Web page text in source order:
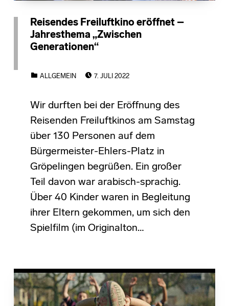
Reisendes Freiluftkino eröffnet –
Jahresthema „Zwischen
Generationen“
ALLGEMEIN
7. JULI 2022
Wir durften bei der Eröffnung des
Reisenden Freiluftkinos am Samstag
über 130 Personen auf dem
Bürgermeister-Ehlers-Platz in
Gröpelingen begrüßen. Ein großer
Teil davon war arabisch-sprachig.
Über 40 Kinder waren in Begleitung
ihrer Eltern gekommen, um sich den
Spielfilm (im Originalton…